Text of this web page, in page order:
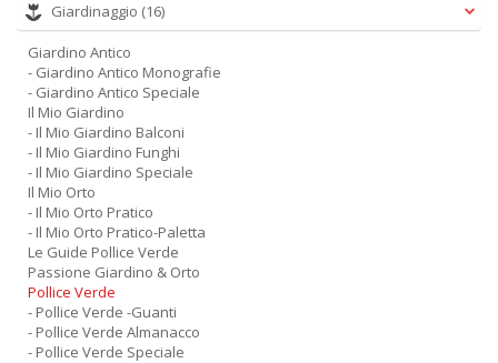
Giardinaggio (16)
Giardino Antico
- Giardino Antico Monografie
- Giardino Antico Speciale
Il Mio Giardino
- Il Mio Giardino Balconi
- Il Mio Giardino Funghi
- Il Mio Giardino Speciale
Il Mio Orto
- Il Mio Orto Pratico
- Il Mio Orto Pratico-Paletta
Le Guide Pollice Verde
Passione Giardino & Orto
Pollice Verde
- Pollice Verde -Guanti
- Pollice Verde Almanacco
- Pollice Verde Speciale